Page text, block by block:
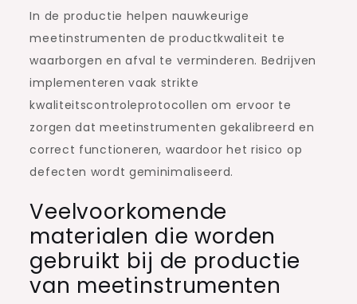
In de productie helpen nauwkeurige
meetinstrumenten de productkwaliteit te
waarborgen en afval te verminderen. Bedrijven
implementeren vaak strikte
kwaliteitscontroleprotocollen om ervoor te
zorgen dat meetinstrumenten gekalibreerd en
correct functioneren, waardoor het risico op
defecten wordt geminimaliseerd.
Veelvoorkomende
materialen die worden
gebruikt bij de productie
van meetinstrumenten